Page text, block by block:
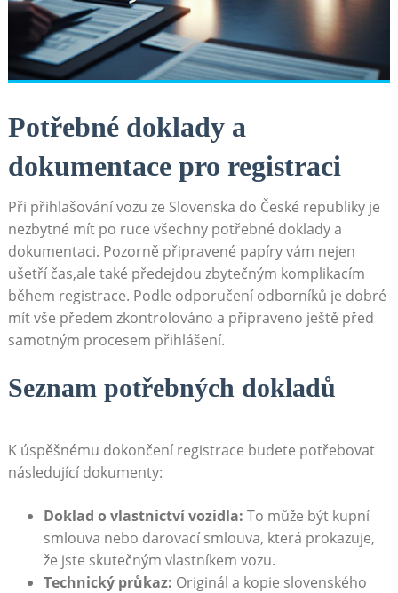
Potřebné doklady a​
dokumentace pro registraci
Při přihlašování vozu ze Slovenska do České‌ republiky​ je
nezbytné mít po‍ ruce všechny potřebné ⁣doklady a
dokumentaci. Pozorně připravené papíry vám nejen
ušetří čas,ale také předejdou zbytečným komplikacím‍
během registrace. Podle ​odporučení odborníků ⁤je dobré‌
mít‍ vše ​předem zkontrolováno a⁢ připraveno ještě před
samotným procesem přihlášení.
Seznam⁣ potřebných dokladů
K úspěšnému dokončení registrace​ budete⁤ potřebovat
následující dokumenty:
Doklad o ⁤vlastnictví vozidla: To může být kupní
smlouva nebo darovací ‌smlouva, která prokazuje,
že ‌jste skutečným vlastníkem vozu.
Technický průkaz: Originál a kopie slovenského